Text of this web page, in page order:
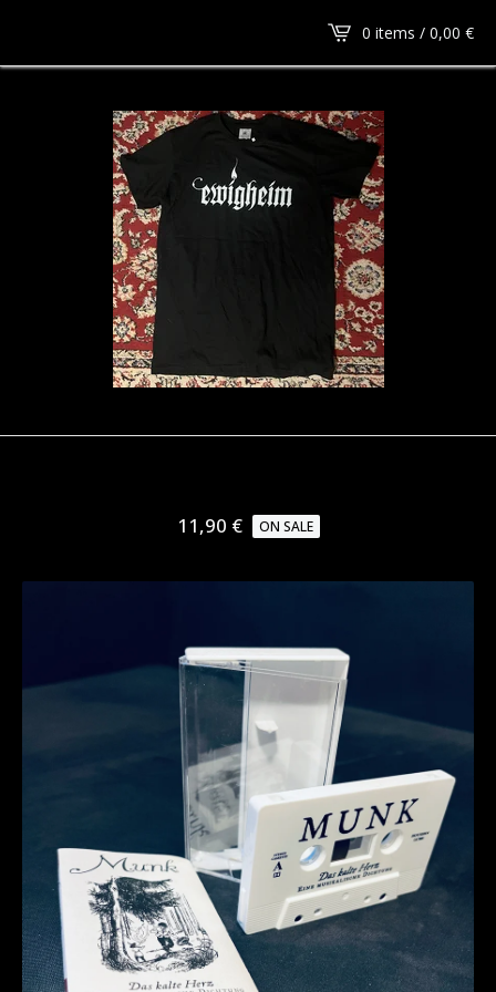
0 items / 0,00 €
11,90 € ON SALE